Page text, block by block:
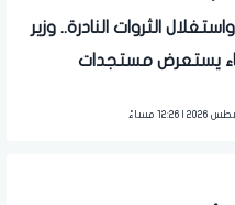
الثروات النادرة.. وزير
يستعرض مستجدات